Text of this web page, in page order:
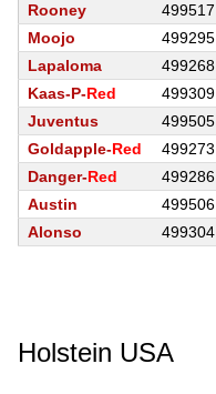
Rooney
499517
Moojo
499295
Lapaloma
499268
Kaas-P-Red 499309
Juventus
499505
Goldapple-Red 499273
Danger-Red 499286
Austin
499506
Alonso
499304
Holstein USA